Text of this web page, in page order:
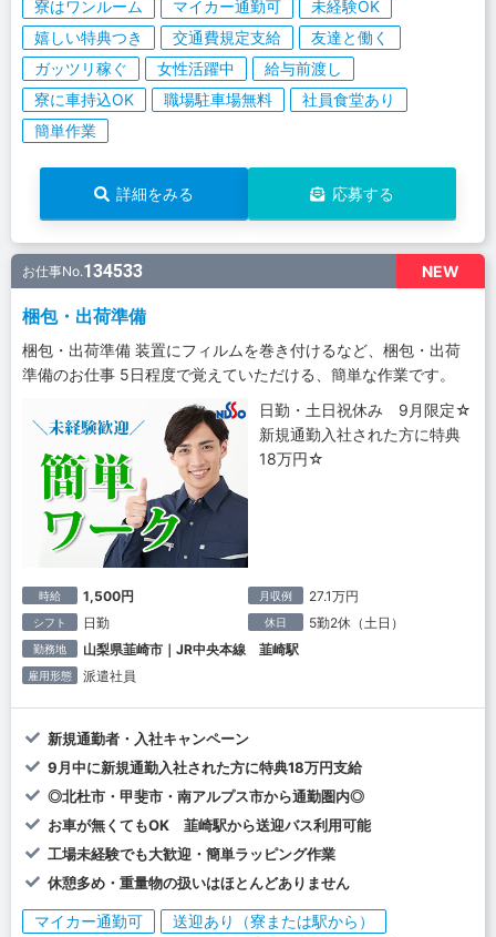
寮はワンルーム マイカー通勤可
未経験OK
嬉しい特典つき
交通費規定支給
友達と働く
ガッツリ稼ぐ
女性活躍中
給与前渡し
寮に車持込OK
職場駐車場無料
社員食堂あり
簡単作業
詳細をみる 応募する
NEW
お仕事No.134533
梱包・出荷準備
梱包・出荷準備 装置にフィルムを巻き付けるなど、梱包・出荷
準備のお仕事 5日程度で覚えていただける、簡単な作業です。
日勤・土日祝休み 9月限定☆
新規通勤入社された方に特典
18万円☆
時給 1,500円 月収例 27.1万円
シフト 日勤 休日 5勤2休（土日）
勤務地 山梨県韮崎市｜JR中央本線 韮崎駅
雇用形態 派遣社員
新規通勤者・入社キャンペーン
9月中に新規通勤入社された方に特典18万円支給
◎北杜市・甲斐市・南アルプス市から通勤圏内◎
お車が無くてもOK 韮崎駅から送迎バス利用可能
工場未経験でも大歓迎・簡単ラッピング作業
休憩多め・重量物の扱いはほとんどありません
マイカー通勤可
送迎あり（寮または駅から）